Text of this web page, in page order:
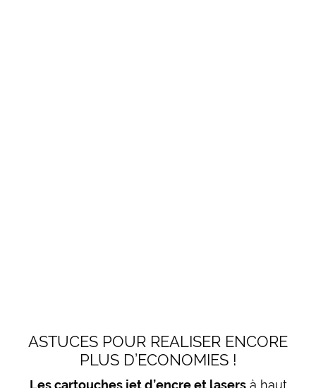
ASTUCES POUR REALISER ENCORE
PLUS D’ECONOMIES !
Les cartouches jet d’encre et lasersà haut